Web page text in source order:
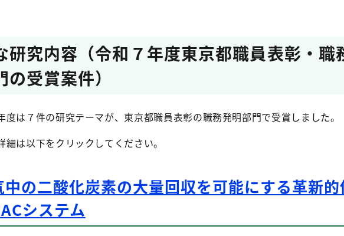
研究内容（令和７年度東京都職員表彰・職
の受賞案件）
は７件の研究テーマが、東京都職員表彰の職務発明部門で受賞しました。
は以下をクリックしてください。
中の二酸化炭素の大量回収を可能にする革新
システム